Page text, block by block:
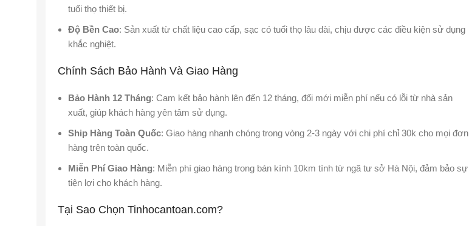
tuổi thọ thiết bị.
Độ Bền Cao: Sản xuất từ chất liệu cao cấp, sạc có tuổi thọ lâu dài, chịu được các điều kiện sử dụng
khắc nghiệt.
Chính Sách Bảo Hành Và Giao Hàng
Bảo Hành 12 Tháng: Cam kết bảo hành lên đến 12 tháng, đổi mới miễn phí nếu có lỗi từ nhà sản
xuất, giúp khách hàng yên tâm sử dụng.
Ship Hàng Toàn Quốc: Giao hàng nhanh chóng trong vòng 2-3 ngày với chi phí chỉ 30k cho mọi đơn
hàng trên toàn quốc.
Miễn Phí Giao Hàng: Miễn phí giao hàng trong bán kính 10km tính từ ngã tư sở Hà Nội, đảm bảo sự
tiện lợi cho khách hàng.
Tại Sao Chọn Tinhocantoan.com?